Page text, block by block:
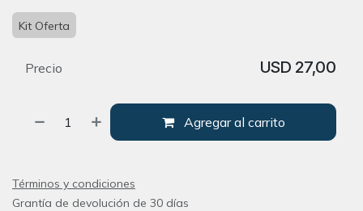
Kit Oferta
Agregar al carrito
Precio USD 27,00
Términos y condiciones
Grantía de devolución de 30 días